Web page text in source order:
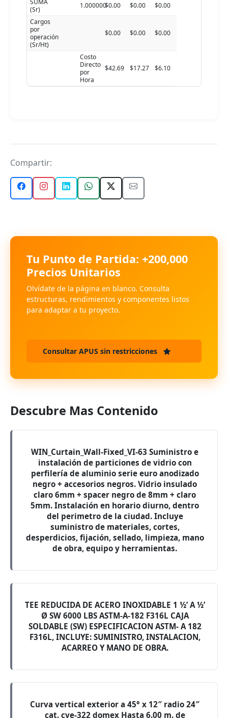
SUMA
(Sr)
1.000000$0.00 $0.00
$0.00
Cargos
por
operación
(Sr/Ht)
$0.00 $0.00 $0.00
Costo
Directo
por
Hora
$42.69 $17.27 $6.10
Compartir:
Tu Punto de Partida: +200,000
Precios Unitarios
Olvídate de la página en blanco. Consulta
estructuras, rendimientos y componentes listos
para adaptar a tu proyecto.
Consultar APUS sin restricciones
Descubre Mas Contenido
WIN_Curtain_Wall-Fixed_VI-63 Suministro e
instalación de particiones de vidrio con
perfilería de aluminio serie euro anodizado
negro + accesorios negros. Vidrio insulado
claro 6mm + spacer negro de 8mm + claro
5mm. Instalación en horario diurno, dentro
del perimetro de la ciudad. Incluye
suministro de materiales, cortes,
desperdicios, fijación, sellado, limpieza, mano
de obra, equipo y herramientas.
TEE REDUCIDA DE ACERO INOXIDABLE 1 ½’ A ½’
Ø SW 6000 LBS ASTM-A-182 F316L CAJA
SOLDABLE (SW) ESPECIFICACION ASTM- A 182
F316L, INCLUYE: SUMINISTRO, INSTALACION,
ACARREO Y MANO DE OBRA.
Curva vertical exterior a 45° x 12″ radio 24″
cat. cve-322 domex Hasta 6.00 m. de